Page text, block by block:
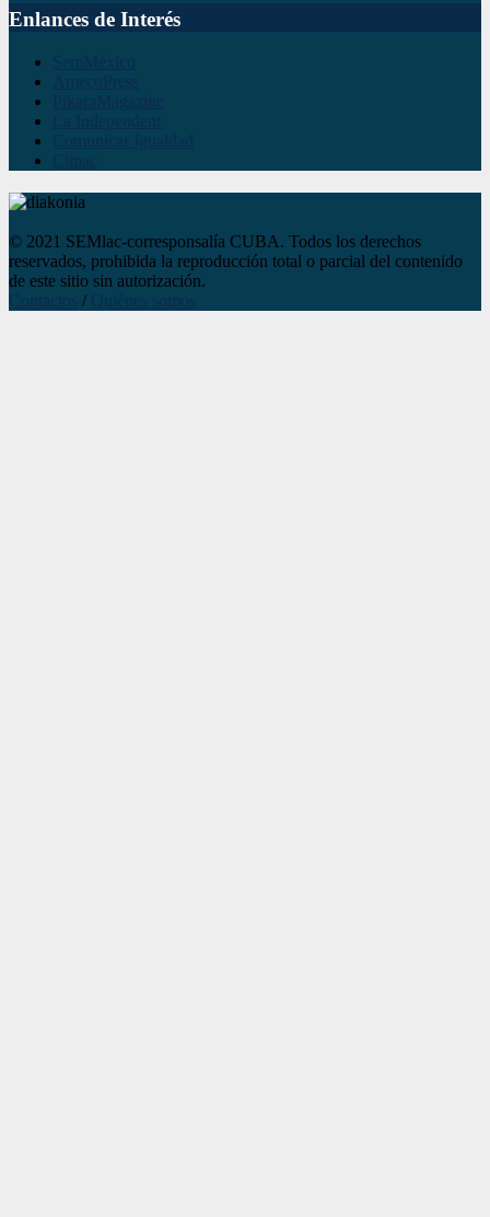
Enlances de Interés
© 2021 SEMlac-corresponsalía CUBA. Todos los derechos
reservados, prohibida la reproducción total o parcial del contenido
de este sitio sin autorización.
/